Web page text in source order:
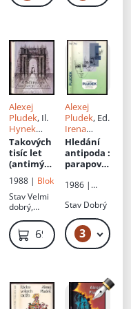
10 Kč
49 Kč – 69 Kč
Alexej
Pludek, Il.
Hynek
Luňák
Takových
tisíc let
(antimýtu
s)
1988 | Blok
StavVelmi
dobrý,
opotřebená
obálka 69 Kč
Alexej
Pludek, Ed.
Irena
Zítková
Hledání
antipoda :
parapovíd
1986 |
fronta
Stav Dobrý
3 49 Kč